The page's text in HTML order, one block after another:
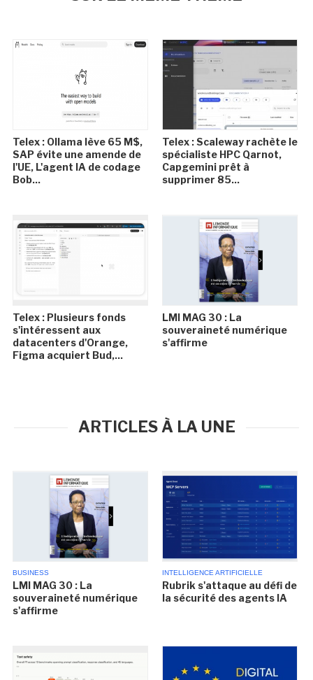
Telex : Ollama lève 65 M$,
SAP évite une amende de
l'UE, L'agent IA de codage
Bob...
Telex : Scaleway rachète le
spécialiste HPC Qarnot,
Capgemini prêt à
supprimer 85...
Telex : Plusieurs fonds
s'intéressent aux
datacenters d'Orange,
Figma acquiert Bud,...
LMI MAG 30 : La
souveraineté numérique
s'affirme
ARTICLES À LA UNE
BUSINESS
LMI MAG 30 : La
souveraineté numérique
s'affirme
INTELLIGENCE ARTIFICIELLE
Rubrik s'attaque au défi de
la sécurité des agents IA